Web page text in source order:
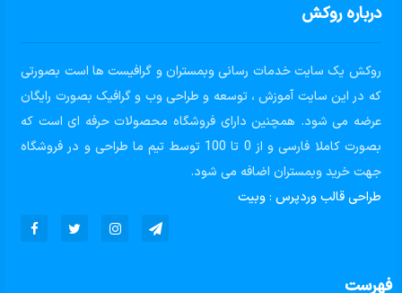
درباره روکش
روکش یک سایت خدمات رسانی وبمستران و گرافیست ها است بصورتی
که در این سایت آموزش ، توسعه و طراحی وب و گرافیک بصورت رایگان
عرضه می شود. همچنین دارای فروشگاه محصولات حرفه ای است که
بصورت کاملا فارسی و از 0 تا 100 توسط تیم ما طراحی و در فروشگاه
جهت خرید وبمستران اضافه می شود.
طراحی قالب وردپرس :وبیت
فهرست